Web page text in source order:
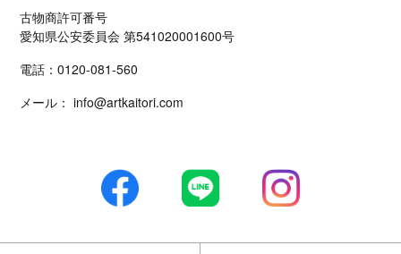
古物商許可番号
愛知県公安委員会 第541020001600号
電話：0120-081-560
メール： info@artkaitori.com